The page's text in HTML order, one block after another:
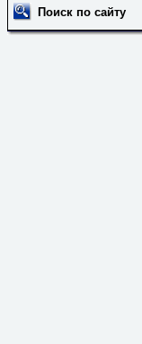
Поиск по сайту